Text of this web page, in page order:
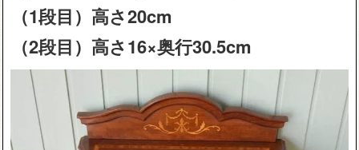
（1段目）高さ20cm
（2段目）高さ16×奥行30.5cm